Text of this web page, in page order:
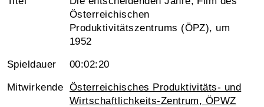
Österreichischen
Produktivitätszentrums (ÖPZ), um
1952
Spieldauer 00:02:20
Mitwirkende Österreichisches Produktivitäts- und
Wirtschaftlichkeits-Zentrum, ÖPWZ